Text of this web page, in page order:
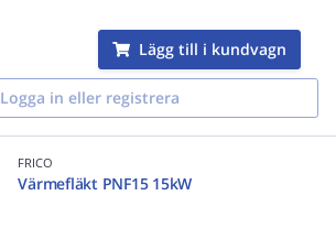
Lägg till i kundvagn
Logga in eller registrera
FRICO
Värmefläkt PNF15 15kW